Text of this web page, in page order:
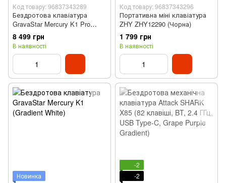
Код товару: 96837343289
Бездротова клавіатура
GravaStar Mercury K1 Pro
(Interstellar Silver)
8 499 грн
В наявності
Код товару: 96837343296
Портативна міні клавіатура
ZHY ZHY12290 (Чорна)
1 799 грн
В наявності
Новинка
-2
-2